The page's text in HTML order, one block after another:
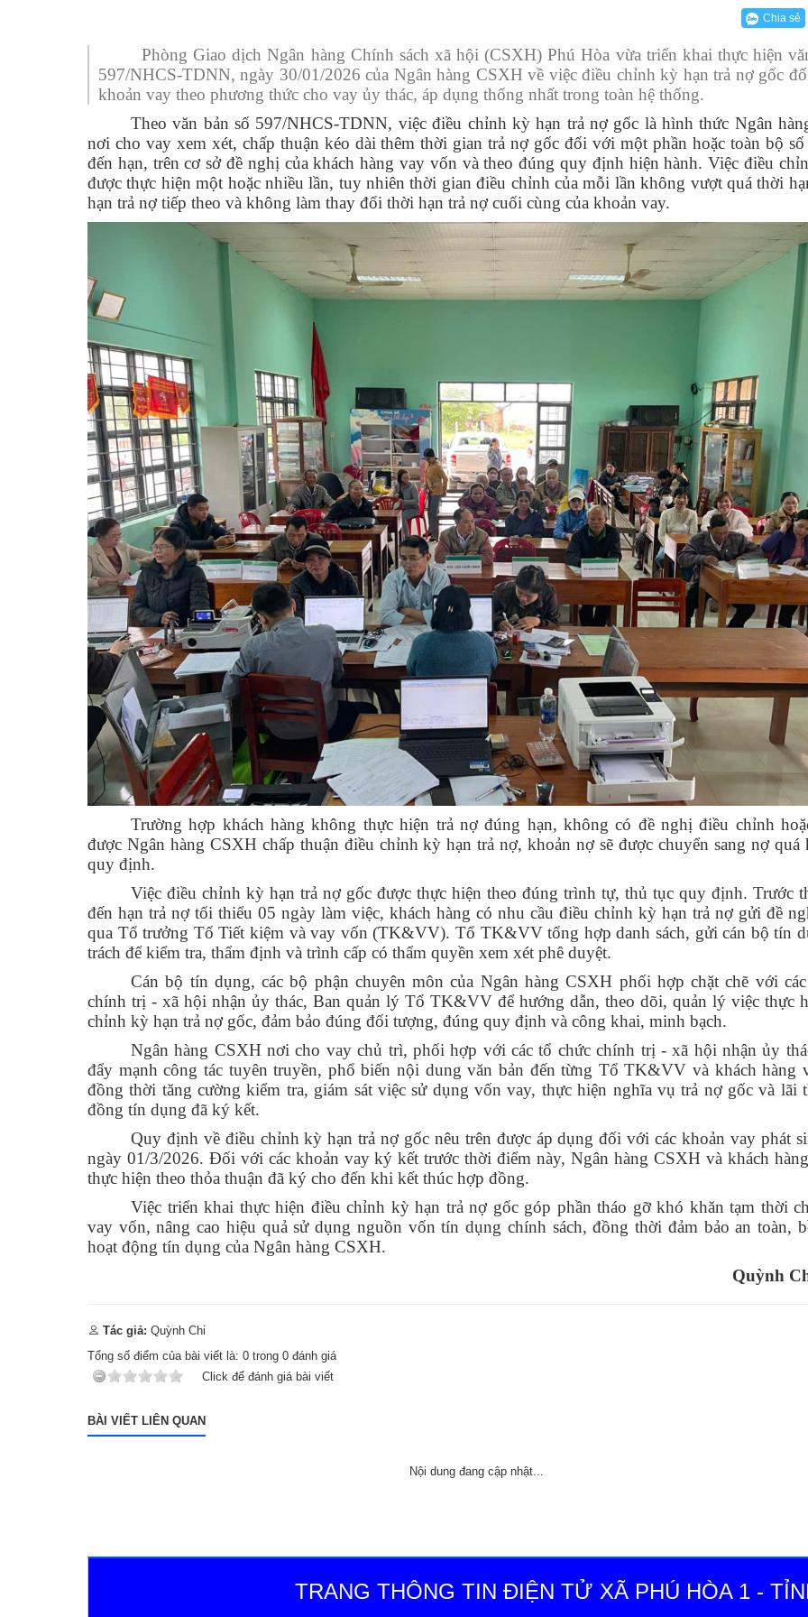
Phòng Văn hóa - Xã hội
Trung tâm phục vụ Hành chính công
Trung tâm cung ứng Dịch vụ sự nghiệp công:
Hội Cựu chiến binh
Đoàn TNCS Hồ Chí Minh
Lãnh đạo UBMTTQ VN
Hoạt động Hội đồng nhân dân
Hoạt động của các thôn, buôn
Chuyển đổi số
Công văn
Thông báo
Báo cáo
Quyết định
Chương trình
Chỉ thị
Văn bản quy phạm pháp luật
Kết quả chương trình, đề tài khoa học
Thông tin dự án
Hỏi đáp
Hỏi đáp công dân
Chia sẻ
Phòng Giao dịch Ngân hàng Chính sách xã hội (CSXH) Phú Hòa vừa triển khai thực hiện
597/NHCS-TDNN, ngày 30/01/2026 của Ngân hàng CSXH về việc điều chỉnh kỳ hạn trả nợ gốc
khoản vay theo phương thức cho vay ủy thác, áp dụng thống nhất trong toàn hệ thống.
Theo văn bản số 597/NHCS-TDNN, việc điều chỉnh kỳ hạn trả nợ gốc là hình thức Ngân
nơi cho vay xem xét, chấp thuận kéo dài thêm thời gian trả nợ gốc đối với một phần hoặc toàn bộ
đến hạn, trên cơ sở đề nghị của khách hàng vay vốn và theo đúng quy định hiện hành. Việc điều
được thực hiện một hoặc nhiều lần, tuy nhiên thời gian điều chỉnh của mỗi lần không vượt quá thời
hạn trả nợ tiếp theo và không làm thay đổi thời hạn trả nợ cuối cùng của khoản vay.
Trường hợp khách hàng không thực hiện trả nợ đúng hạn, không có đề nghị điều chỉnh
được Ngân hàng CSXH chấp thuận điều chỉnh kỳ hạn trả nợ, khoản nợ sẽ được chuyển sang nợ quá
quy định.
Việc điều chỉnh kỳ hạn trả nợ gốc được thực hiện theo đúng trình tự, thủ tục quy định. Trước
đến hạn trả nợ tối thiểu 05 ngày làm việc, khách hàng có nhu cầu điều chỉnh kỳ hạn trả nợ gửi đề
qua Tổ trưởng Tổ Tiết kiệm và vay vốn (TK&VV). Tổ TK&VV tổng hợp danh sách, gửi cán bộ tín
trách để kiểm tra, thẩm định và trình cấp có thẩm quyền xem xét phê duyệt.
Cán bộ tín dụng, các bộ phận chuyên môn của Ngân hàng CSXH phối hợp chặt chẽ với
chính trị - xã hội nhận ủy thác, Ban quản lý Tổ TK&VV để hướng dẫn, theo dõi, quản lý việc thực
chỉnh kỳ hạn trả nợ gốc, đảm bảo đúng đối tượng, đúng quy định và công khai, minh bạch.
Ngân hàng CSXH nơi cho vay chủ trì, phối hợp với các tổ chức chính trị - xã hội nhận ủy
đẩy mạnh công tác tuyên truyền, phổ biến nội dung văn bản đến từng Tổ TK&VV và khách hàng
đồng thời tăng cường kiểm tra, giám sát việc sử dụng vốn vay, thực hiện nghĩa vụ trả nợ gốc và lãi
đồng tín dụng đã ký kết.
Quy định về điều chỉnh kỳ hạn trả nợ gốc nêu trên được áp dụng đối với các khoản vay phát
ngày 01/3/2026. Đối với các khoản vay ký kết trước thời điểm này, Ngân hàng CSXH và khách
thực hiện theo thỏa thuận đã ký cho đến khi kết thúc hợp đồng.
Việc triển khai thực hiện điều chỉnh kỳ hạn trả nợ gốc góp phần tháo gỡ khó khăn tạm thời
vay vốn, nâng cao hiệu quả sử dụng nguồn vốn tín dụng chính sách, đồng thời đảm bảo an toàn,
hoạt động tín dụng của Ngân hàng CSXH.
Quỳnh
Tác giả: Quỳnh Chi
Tổng số điểm của bài viết là: 0 trong 0 đánh giá
Click để đánh giá bài viết
BÀI VIẾT LIÊN QUAN
Nội dung đang cập nhật...
TRANG THÔNG TIN ĐIỆN TỬ XÃ PHÚ HÒA 1 -